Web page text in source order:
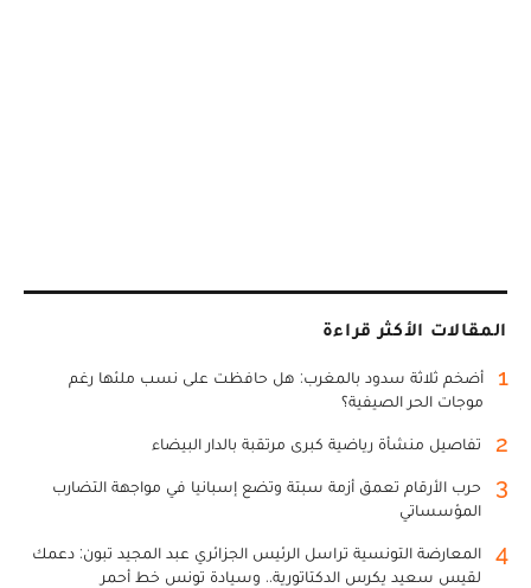
المقالات الأكثر قراءة
1
أضخم ثلاثة سدود بالمغرب: هل حافظت على نسب ملئها رغم
موجات الحر الصيفية؟
2 تفاصيل منشأة رياضية كبرى مرتقبة بالدار البيضاء
3
حرب الأرقام تعمق أزمة سبتة وتضع إسبانيا في مواجهة التضارب
المؤسساتي
4
المعارضة التونسية تراسل الرئيس الجزائري عبد المجيد تبون: دعمك
لقيس سعيد يكرس الدكتاتورية.. وسيادة تونس خط أحمر